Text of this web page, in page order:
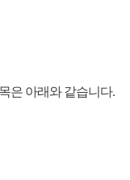
은 아래와 같습니다.